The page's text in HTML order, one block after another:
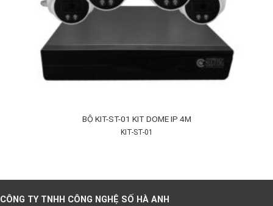
BỘ KIT-ST-01 KIT DOME IP 4M
KIT-ST-01
CÔNG TY TNHH CÔNG NGHỆ SỐ HÀ ANH